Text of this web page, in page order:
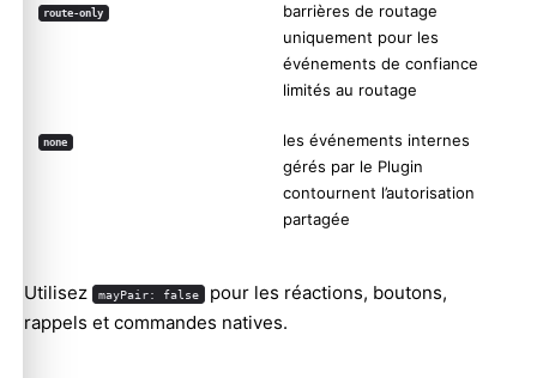
route-only
barrières de routage
uniquement pour les
événements de confiance
limités au routage
none
les événements internes
gérés par le Plugin
contournent l’autorisation
partagée
Utilisez mayPair: false pour les réactions, boutons,
rappels et commandes natives.